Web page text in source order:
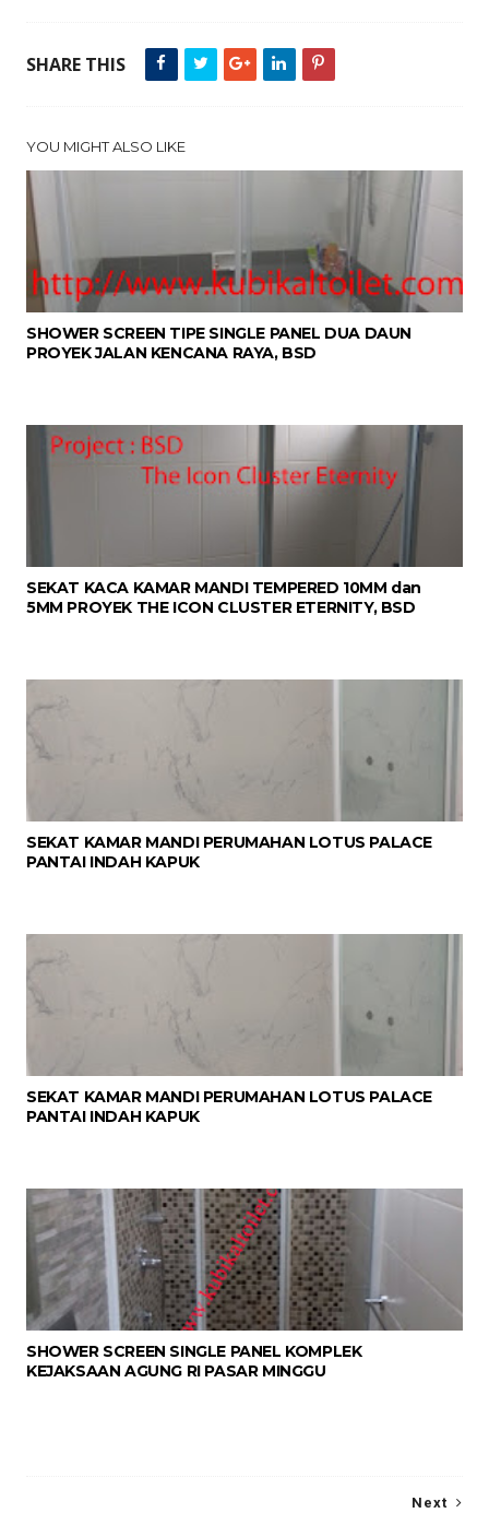
SHARE THIS
YOU MIGHT ALSO LIKE
SHOWER SCREEN TIPE SINGLE PANEL DUA DAUN
PROYEK JALAN KENCANA RAYA, BSD
SEKAT KACA KAMAR MANDI TEMPERED 10MM dan
5MM PROYEK THE ICON CLUSTER ETERNITY, BSD
SEKAT KAMAR MANDI PERUMAHAN LOTUS PALACE
PANTAI INDAH KAPUK
SEKAT KAMAR MANDI PERUMAHAN LOTUS PALACE
PANTAI INDAH KAPUK
SHOWER SCREEN SINGLE PANEL KOMPLEK
KEJAKSAAN AGUNG RI PASAR MINGGU
Next